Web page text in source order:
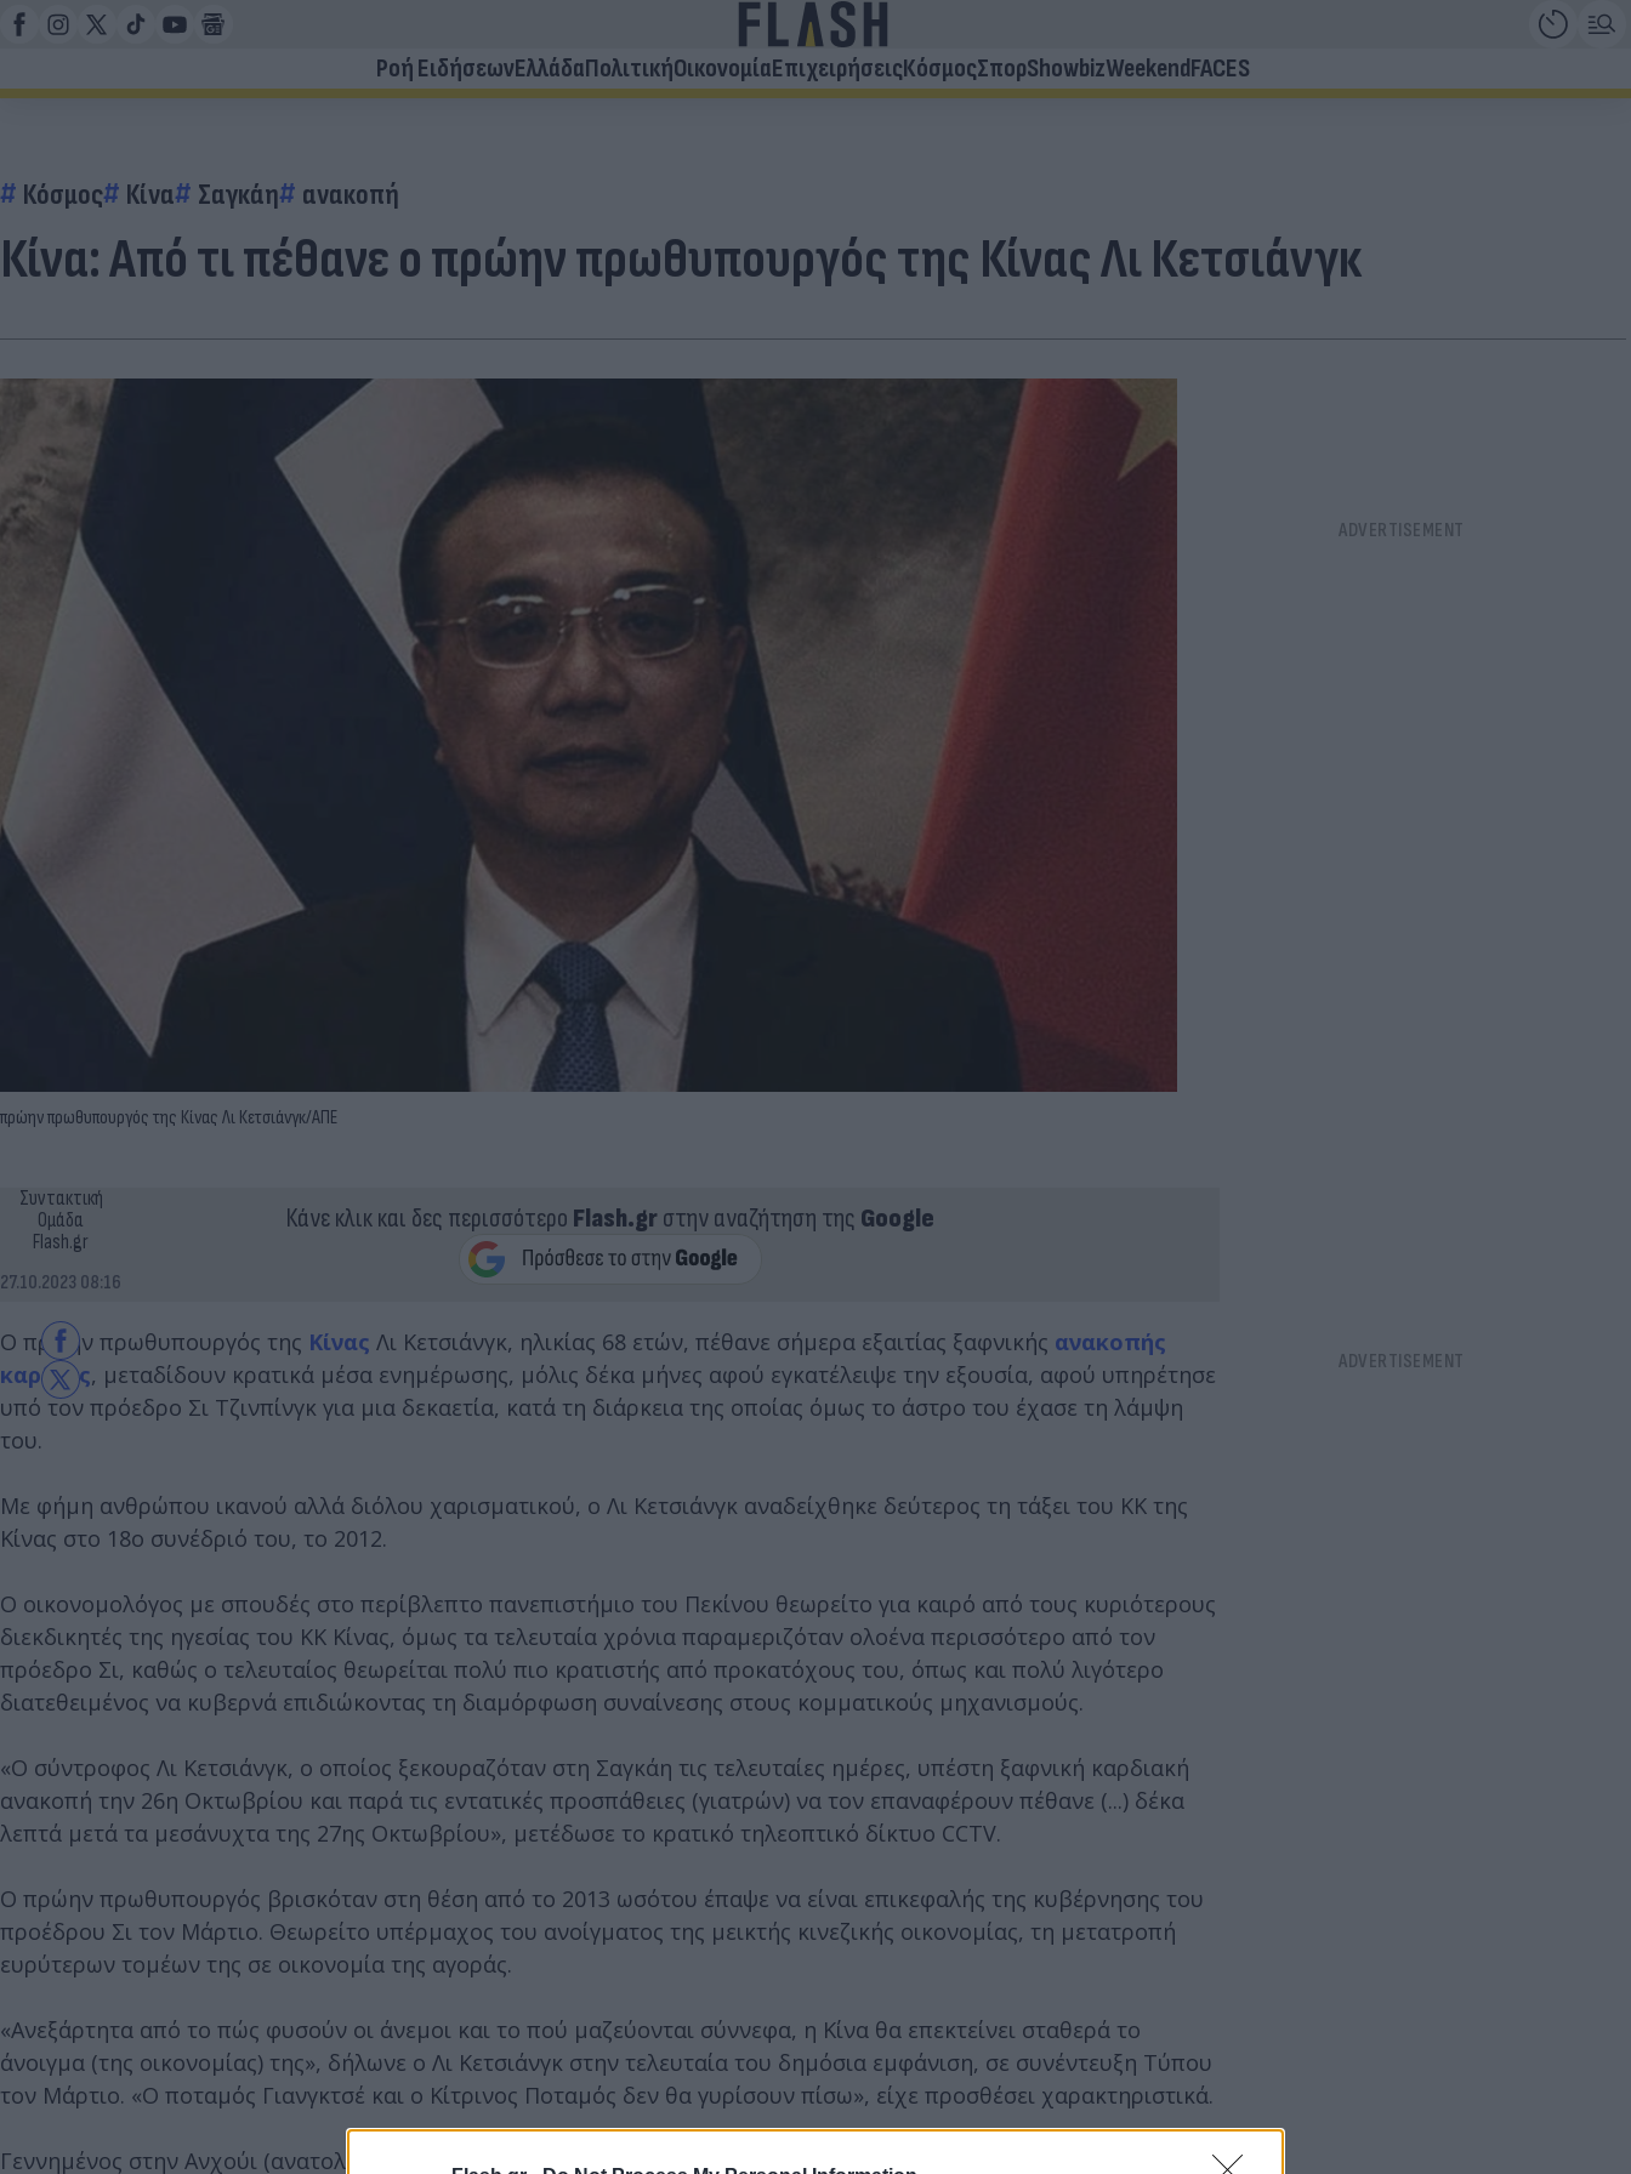
Ροή ΕιδήσεωνΕλλάδαΠολιτικήΟικονομίαΕπιχειρήσειςΚόσμοςΣπορShowbizWeekendFACES
Κόσμος Κίνα Σαγκάη ανακοπή
Κίνα: Από τι πέθανε ο πρώην πρωθυπουργός της Κίνας Λι Κετσιάνγκ
πρώην πρωθυπουργός της Κίνας Λι Κετσιάνγκ/ΑΠΕ
Συντακτική
Ομάδα
Flash.gr
27.10.2023 08:16
Κάνε κλικ και δες περισσότερο Flash.grστην αναζήτηση της Google
Ο πρώην πρωθυπουργός της Κίνας Λι Κετσιάνγκ, ηλικίας 68 ετών, πέθανε σήμερα εξαιτίας ξαφνικής ανακοπής
καρδιάς, μεταδίδουν κρατικά μέσα ενημέρωσης, μόλις δέκα μήνες αφού εγκατέλειψε την εξουσία, αφού υπηρέτησε
υπό τον πρόεδρο Σι Τζινπίνγκ για μια δεκαετία, κατά τη διάρκεια της οποίας όμως το άστρο του έχασε τη λάμψη
του.
Με φήμη ανθρώπου ικανού αλλά διόλου χαρισματικού, ο Λι Κετσιάνγκ αναδείχθηκε δεύτερος τη τάξει του ΚΚ της
Κίνας στο 18ο συνέδριό του, το 2012.
Ο οικονομολόγος με σπουδές στο περίβλεπτο πανεπιστήμιο του Πεκίνου θεωρείτο για καιρό από τους κυριότερους
διεκδικητές της ηγεσίας του ΚΚ Κίνας, όμως τα τελευταία χρόνια παραμεριζόταν ολοένα περισσότερο από τον
πρόεδρο Σι, καθώς ο τελευταίος θεωρείται πολύ πιο κρατιστής από προκατόχους του, όπως και πολύ λιγότερο
διατεθειμένος να κυβερνά επιδιώκοντας τη διαμόρφωση συναίνεσης στους κομματικούς μηχανισμούς.
«Ο σύντροφος Λι Κετσιάνγκ, ο οποίος ξεκουραζόταν στη Σαγκάη τις τελευταίες ημέρες, υπέστη ξαφνική καρδιακή
ανακοπή την 26η Οκτωβρίου και παρά τις εντατικές προσπάθειες (γιατρών) να τον επαναφέρουν πέθανε (...) δέκα
λεπτά μετά τα μεσάνυχτα της 27ης Οκτωβρίου», μετέδωσε το κρατικό τηλεοπτικό δίκτυο CCTV.
Ο πρώην πρωθυπουργός βρισκόταν στη θέση από το 2013 ωσότου έπαψε να είναι επικεφαλής της κυβέρνησης του
προέδρου Σι τον Μάρτιο. Θεωρείτο υπέρμαχος του ανοίγματος της μεικτής κινεζικής οικονομίας, τη μετατροπή
ευρύτερων τομέων της σε οικονομία της αγοράς.
«Ανεξάρτητα από το πώς φυσούν οι άνεμοι και το πού μαζεύονται σύννεφα, η Κίνα θα επεκτείνει σταθερά το
άνοιγμα (της οικονομίας) της», δήλωνε ο Λι Κετσιάνγκ στην τελευταία του δημόσια εμφάνιση, σε συνέντευξη Τύπου
τον Μάρτιο. «Ο ποταμός Γιανγκτσέ και ο Κίτρινος Ποταμός δεν θα γυρίσουν πίσω», είχε προσθέσει χαρακτηριστικά.
Γεννημένος στην Ανχούι (ανατολικά), φτωχή αγροτική επαρχία, όπου ο πατέρας του ήταν αξιωματούχος, και όπου